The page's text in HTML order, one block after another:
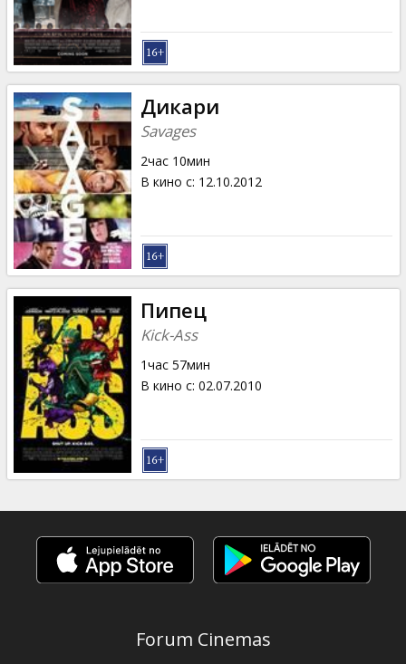
Дикари
Savages
2час 10мин
В кино с: 12.10.2012
Пипец
Kick-Ass
1час 57мин
В кино с: 02.07.2010
Forum Cinemas